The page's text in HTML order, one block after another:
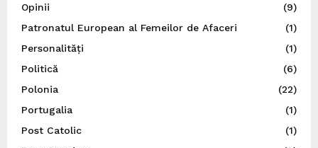
Opinii
(9)
Patronatul European al Femeilor de Afaceri
(1)
Personalități
(1)
Politică
(6)
Polonia
(22)
Portugalia
(1)
Post Catolic
(1)